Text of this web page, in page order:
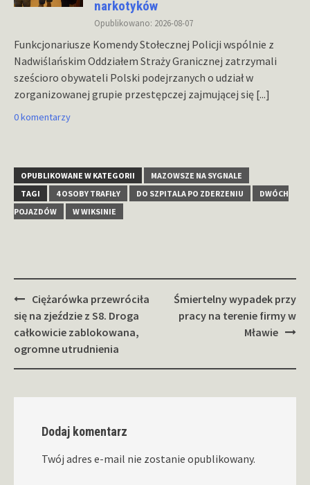
narkotyków
Opublikowano: 2026-08-07
Funkcjonariusze Komendy Stołecznej Policji wspólnie z
Nadwiślańskim Oddziałem Straży Granicznej zatrzymali
sześcioro obywateli Polski podejrzanych o udział w
zorganizowanej grupie przestępczej zajmującej się [...]
0 komentarzy
OPUBLIKOWANE W KATEGORII
MAZOWSZE NA SYGNALE
TAGI
4 OSOBY TRAFIŁY DO SZPITALA PO ZDERZENIU
DWÓCH
POJAZDÓW
W WIKSINIE
Zobacz
wpisy
Ciężarówka przewróciła
się na zjeździe z S8. Droga
całkowicie zablokowana,
ogromne utrudnienia
Śmiertelny wypadek przy
pracy na terenie firmy w
Mławie
Dodaj komentarz
Twój adres e-mail nie zostanie opublikowany.